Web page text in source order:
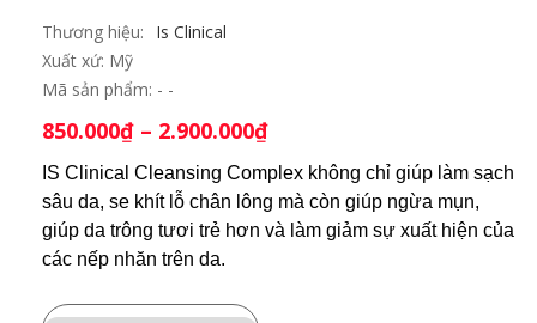
Thương hiệu:
Is Clinical
Xuất xứ: Mỹ
Mã sản phẩm:
850.000₫ – 2.900.000₫
IS Clinical Cleansing Complex không chỉ giúp làm sạch
sâu da, se khít lỗ chân lông mà còn giúp ngừa mụn,
giúp da trông tươi trẻ hơn và làm giảm sự xuất hiện của
các nếp nhăn trên da.